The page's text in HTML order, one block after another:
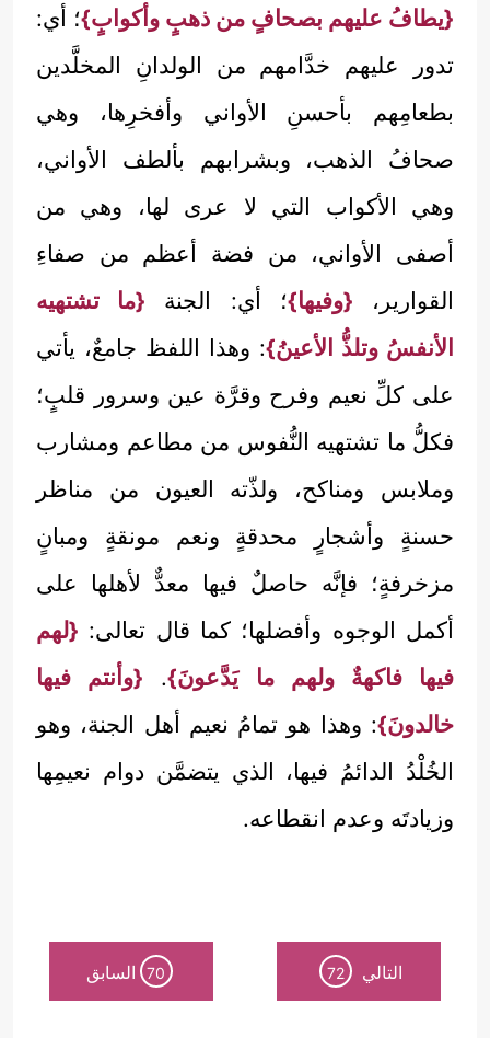
{يطافُ عليهم بصحافٍ من ذهبٍ وأكوابٍ}؛ أي:
تدور عليهم خدَّامهم من الولدانِ المخلَّدين
بطعامِهم بأحسنِ الأواني وأفخرِها، وهي
صحافُ الذهب، وبشرابهم بألطف الأواني،
وهي الأكواب التي لا عرى لها، وهي من
أصفى الأواني، من فضة أعظم من صفاءِ
القوارير، {وفيها}؛ أي: الجنة {ما تشتهيه
الأنفسُ وتلذُّ الأعينُ}: وهذا اللفظ جامعٌ، يأتي
على كلِّ نعيم وفرح وقرَّة عين وسرور قلبٍ؛
فكلُّ ما تشتهيه النُّفوس من مطاعم ومشارب
وملابس ومناكح، ولذّته العيون من مناظر
حسنةٍ وأشجارٍ محدقةٍ ونعم مونقةٍ ومبانٍ
مزخرفةٍ؛ فإنَّه حاصلٌ فيها معدٌّ لأهلها على
أكمل الوجوه وأفضلها؛ كما قال تعالى: {لهم
فيها فاكهةٌ ولهم ما يَدَّعونَ}. {وأنتم فيها
خالدونَ}: وهذا هو تمامُ نعيم أهل الجنة، وهو
الخُلْدُ الدائمُ فيها، الذي يتضمَّن دوام نعيمِها
وزيادتَه وعدم انقطاعه.
التالي 72
70 السابق